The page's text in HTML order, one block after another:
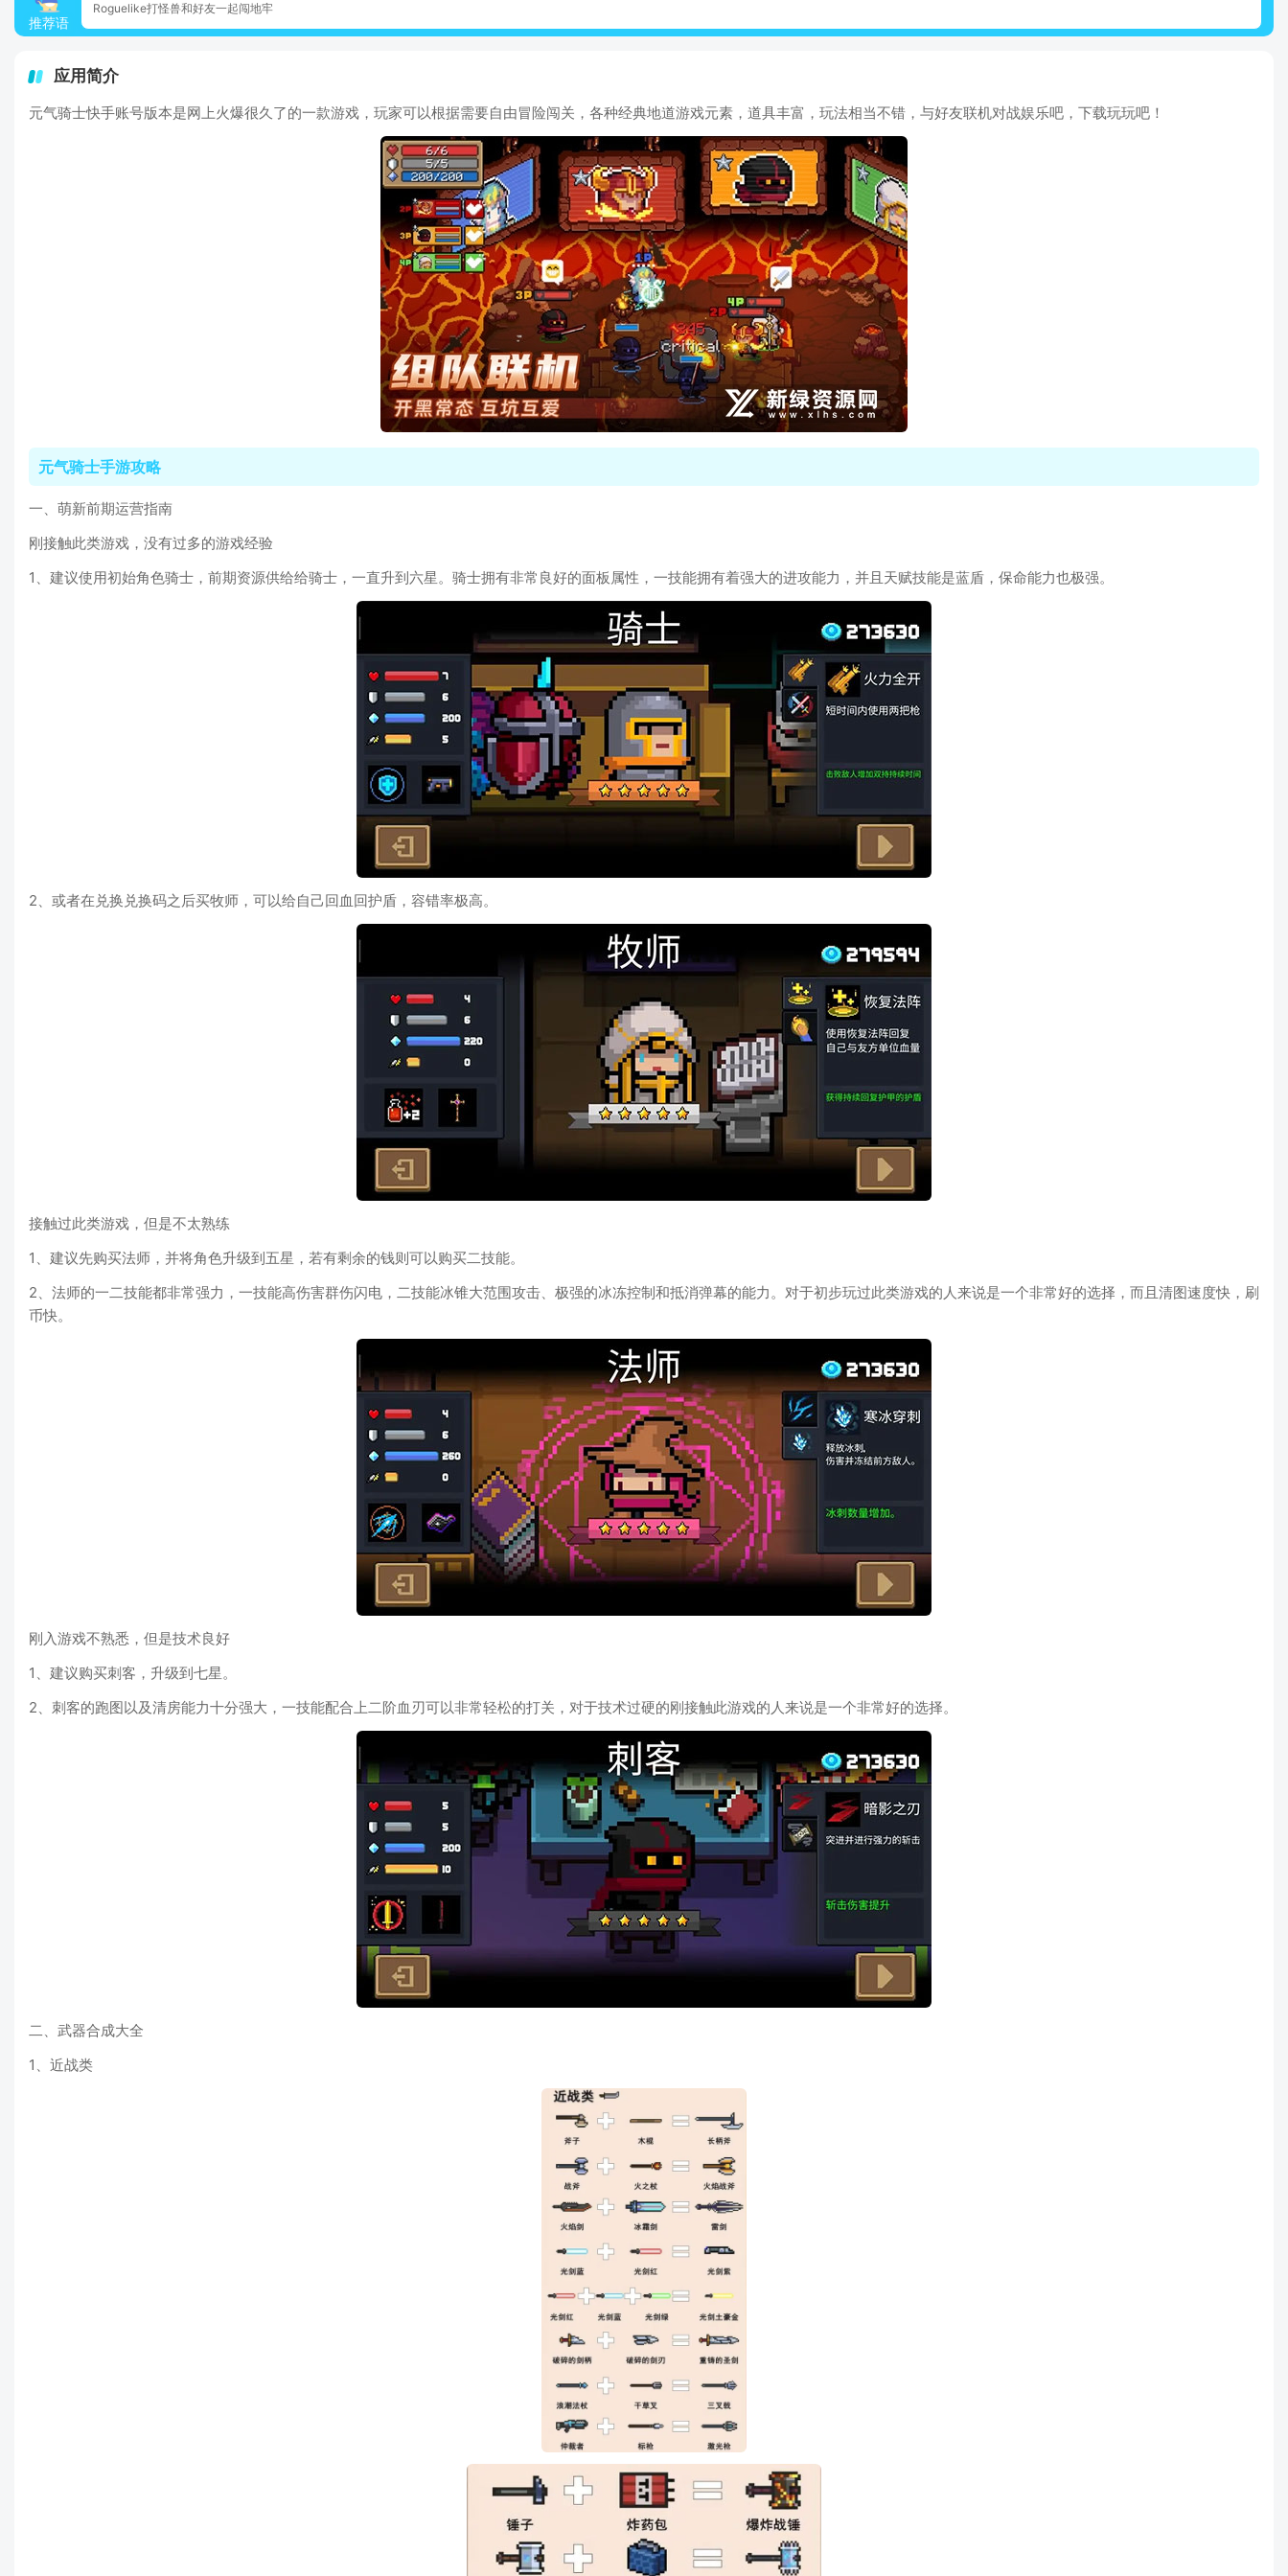
推荐语
Roguelike打怪兽和好友一起闯地牢
应用简介
元气骑士快手账号版本是网上火爆很久了的一款游戏，玩家可以根据需要自由冒险闯关，各种经典地道游戏元素，道具丰富，玩法相当不错，与好友联机对战娱乐吧，下载玩玩吧！
元气骑士手游攻略
一、萌新前期运营指南
刚接触此类游戏，没有过多的游戏经验
1、建议使用初始角色骑士，前期资源供给给骑士，一直升到六星。骑士拥有非常良好的面板属性，一技能拥有着强大的进攻能力，并且天赋技能是蓝盾，保命能力也极强。
2、或者在兑换兑换码之后买牧师，可以给自己回血回护盾，容错率极高。
接触过此类游戏，但是不太熟练
1、建议先购买法师，并将角色升级到五星，若有剩余的钱则可以购买二技能。
2、法师的一二技能都非常强力，一技能高伤害群伤闪电，二技能冰锥大范围攻击、极强的冰冻控制和抵消弹幕的能力。对于初步玩过此类游戏的人来说是一个非常好的选择，而且清图速度快，刷
币快。
刚入游戏不熟悉，但是技术良好
1、建议购买刺客，升级到七星。
2、刺客的跑图以及清房能力十分强大，一技能配合上二阶血刃可以非常轻松的打关，对于技术过硬的刚接触此游戏的人来说是一个非常好的选择。
二、武器合成大全
1、近战类